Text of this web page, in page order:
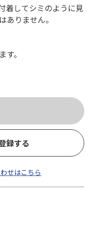
着してシミのように見
ありません。
。
録する
せはこちら